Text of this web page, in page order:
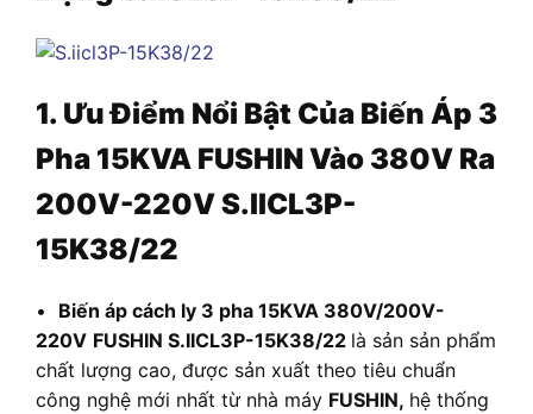
1. Ưu Điểm Nổi Bật Của Biến Áp 3
Pha 15KVA FUSHIN Vào 380V Ra
200V-220V S.IICL3P-
15K38/22
• Biến áp cách ly 3 pha 15KVA 380V/200V-
220V FUSHIN S.IICL3P-15K38/22 là sản sản phẩm
chất lượng cao, được sản xuất theo tiêu chuẩn
công nghệ mới nhất từ nhà máy FUSHIN, hệ thống